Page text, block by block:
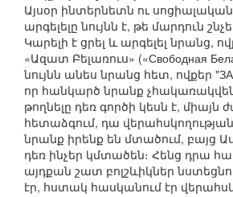
Այսօր ինտերնետն ու
արգելելը նույնն է, թե մարդուն
Կարելի է ցրել և արգելել նրանց,
«Ազատ Բելառուս» («Свободная
նույնն անես նրանց հետ, ովքեր
որ հանկարծ նրանք
թողնելը դեռ գործի կեսն է,
հետաձգում, դա
նրանք իրենք են մտածում, բայց
դեռ ինչեր կմտածեն։ Հենց դրա
այդքան շատ բոլշևիկներ
էր, հստակ հասկանում էր